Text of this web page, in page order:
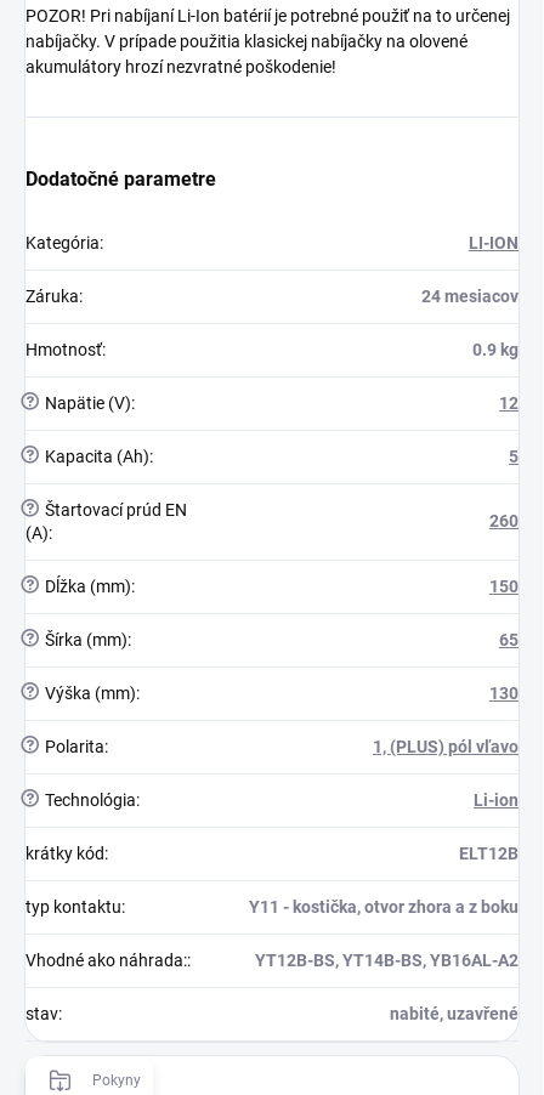
POZOR! Pri nabíjaní Li-Ion batérií je potrebné použiť na to určenej
nabíjačky. V prípade použitia klasickej nabíjačky na olovené
akumulátory hrozí nezvratné poškodenie!
Dodatočné parametre
Kategória: LI-ION
Záruka: 24 mesiacov
Hmotnosť: 0.9 kg
? Napätie (V): 12
? Kapacita (Ah): 5
? Štartovací prúd EN
(A):
260
? Dĺžka (mm): 150
? Šírka (mm): 65
? Výška (mm): 130
? Polarita: 1, (PLUS) pól vľavo
? Technológia: Li-ion
krátky kód: ELT12B
typ kontaktu: Y11 - kostička, otvor zhora a z boku
Vhodné ako náhrada:: YT12B-BS, YT14B-BS, YB16AL-A2
stav: nabité, uzavřené
Pokyny